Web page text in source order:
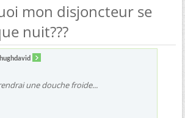
mon disjoncteur se
nuit???
hughdavid
une douche froide...